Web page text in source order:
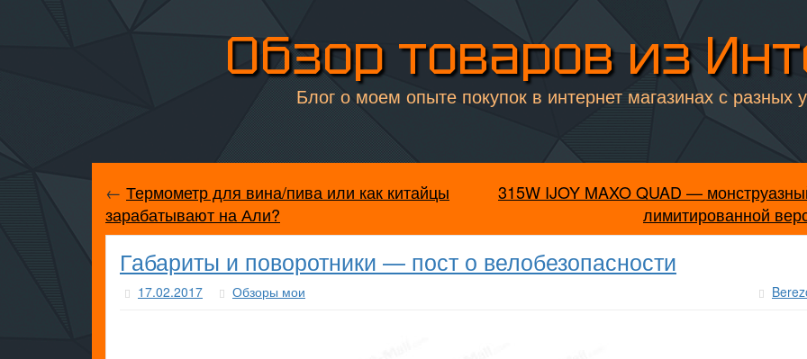
Обзор товаров из
Блог о моем опыте покупок в интернет магазинах с разных
← Термометр для вина/пива или как китайцы
зарабатывают на Али?
315W IJOY MAXO QUAD —
лимитированной
Габариты и поворотники — пост о велобезопасности
17.02.2017 Обзоры мои